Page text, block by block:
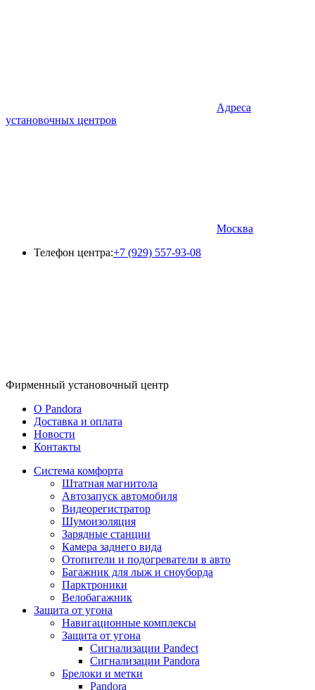
Адреса
установочных центров
Москва
Телефон центра:+7 (929) 557-93-08
Фирменный установочный центр
O Pandora
Доставка и оплата
Новости
Контакты
Система комфорта
Штатная магнитола
Автозапуск автомобиля
Видеорегистратор
Шумоизоляция
Зарядные станции
Камера заднего вида
Отопители и подогреватели в авто
Багажник для лыж и сноуборда
Парктроники
Велобагажник
Защита от угона
Навигационные комплексы
Защита от угона
Сигнализации Pandect
Сигнализации Pandora
Брелоки и метки
Pandora